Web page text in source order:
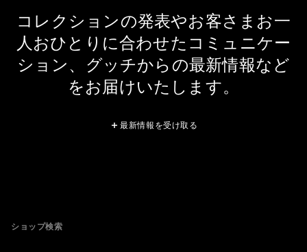
コレクションの発表やお客さまお一
人おひとりに合わせたコミュニケー
ション、グッチからの最新情報など
をお届けいたします。
最新情報を受け取る
ショップ検索